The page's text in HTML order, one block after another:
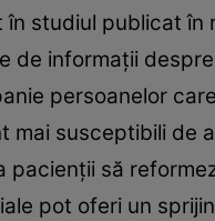
studiul publicat
de informaţii
persoanelor
mai susceptibili de
pacienţii să
pot oferi un